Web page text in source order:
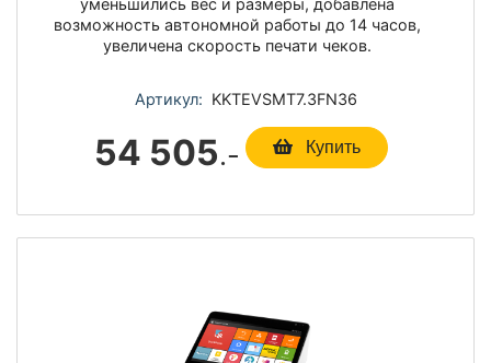
уменьшились вес и размеры, добавлена
возможность автономной работы до 14 часов,
увеличена скорость печати чеков.
Артикул: KKTEVSMT7.3FN36
54 505.- Купить